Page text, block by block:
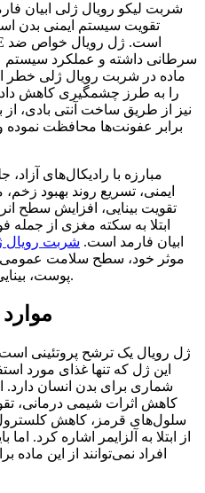
شربت لیکو رویال ژلی ابیان
تقویت سیستم ایمنی بدن
سرطانی داشته و عملکرد سیستم
ماده در شربت رویال ژلی خطر
را به طرز چشمگیری کاهش
برابر عفونت‌ها محافظت
مبارزه با رادیکال‌های آزاد،
ایمنی، تسریع روند بهبود
تقویت بینایی، افزایش سطح
ابتلا به سکته مغزی از جمله
Liqo Royal ابیان فارمد است. شربت رویال
موثر خود، سطح سلامت عمومی
پوست، بینایی و استخوان کمک شایانی می‌کند.
ژل رویال یک ترشح پروتئینی
این ژل که تنها غذای مورد
شماری برای بدن انسان دارد.
کاهش اثرات شیمی درمانی،
سلول‌های قرمز، کاهش
از ابتلا به آلزایمر اشاره کرد.
افراد نمی‌توانند از این